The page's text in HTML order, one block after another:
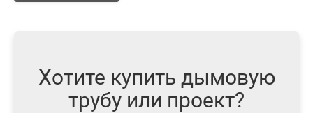
Хотите купить дымовую
трубу или проект?